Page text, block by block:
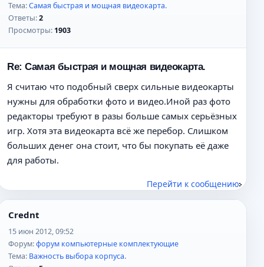
Тема:Самая быстрая и мощная видеокарта.
Ответы:2
Просмотры: 1903
Re: Самая быстрая и мощная видеокарта.
Я считаю что подобный сверх сильные видеокарты
нужны для обработки фото и видео.Иной раз фото
редакторы требуют в разы больше самых серьёзных
игр. Хотя эта видеокарта всё же перебор. Слишком
больших денег она стоит, что бы покупать её даже
для работы.
Перейти к сообщению
Crednt
15 июн 2012, 09:52
Форум:форум компьютерные комплектующие
Тема: Важность выбора корпуса.